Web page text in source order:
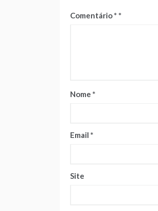
Comentário*
Nome *
Email *
Site